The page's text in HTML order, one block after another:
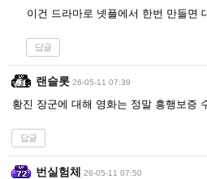
이건 드라마로 넷플에서 한번 만들면
답글
랜슬롯 26-05-11 07:39
황진 장군에 대해 영화는 정말 흥행보증
답글
번실험체 26-05-11 07:50